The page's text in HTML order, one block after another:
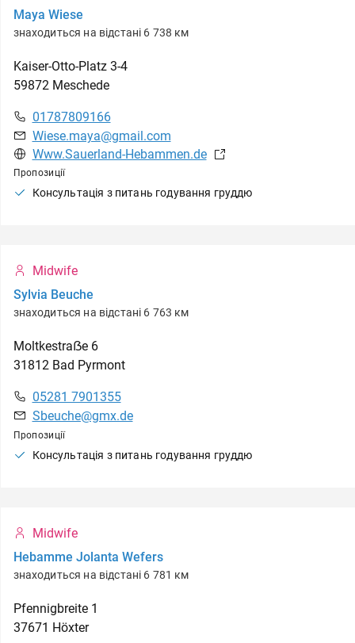
Maya Wiese
знаходиться на відстані 6 738 км
Kaiser-Otto-Platz 3-4
59872 Meschede
01787809166
Wiese.maya@gmail.com
Www.Sauerland-Hebammen.de
Пропозиції
Консультація з питань годування груддю
Midwife
Sylvia Beuche
знаходиться на відстані 6 763 км
Moltkestraẞe 6
31812 Bad Pyrmont
05281 7901355
Sbeuche@gmx.de
Пропозиції
Консультація з питань годування груддю
Midwife
Hebamme Jolanta Wefers
знаходиться на відстані 6 781 км
Pfennigbreite 1
37671 Höxter